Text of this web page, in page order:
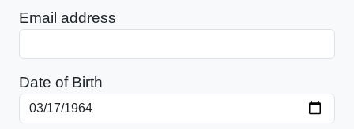
Email address
Date of Birth